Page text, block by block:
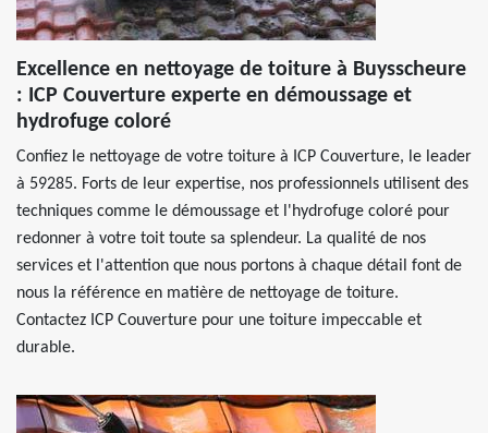
Excellence en nettoyage de toiture à Buysscheure
: ICP Couverture experte en démoussage et
hydrofuge coloré
Confiez le nettoyage de votre toiture à ICP Couverture, le leader
à 59285. Forts de leur expertise, nos professionnels utilisent des
techniques comme le démoussage et l'hydrofuge coloré pour
redonner à votre toit toute sa splendeur. La qualité de nos
services et l'attention que nous portons à chaque détail font de
nous la référence en matière de nettoyage de toiture.
Contactez ICP Couverture pour une toiture impeccable et
durable.